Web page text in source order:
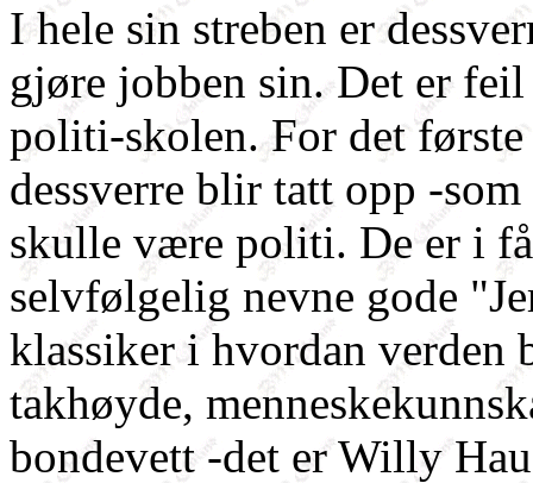
I hele sin streben er
gjøre jobben sin. Det er
politi-skolen. For det
dessverre blir tatt opp -
skulle være politi. De er i
selvfølgelig nevne gode
klassiker i hvordan verden
takhøyde,
bondevett -det er Willy